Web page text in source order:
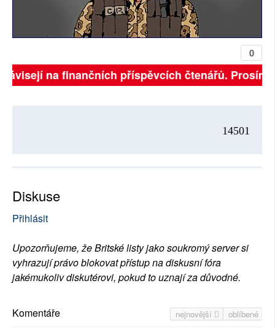
0
na finančních příspěvcích čtenářů.
14501
Diskuse
Přihlásit
Upozorňujeme, že Britské listy jako soukromý server si
vyhrazují právo blokovat přístup na diskusní fóra
jakémukoliv diskutérovi, pokud to uznají za důvodné.
nejnovější oblíbené
Komentáře